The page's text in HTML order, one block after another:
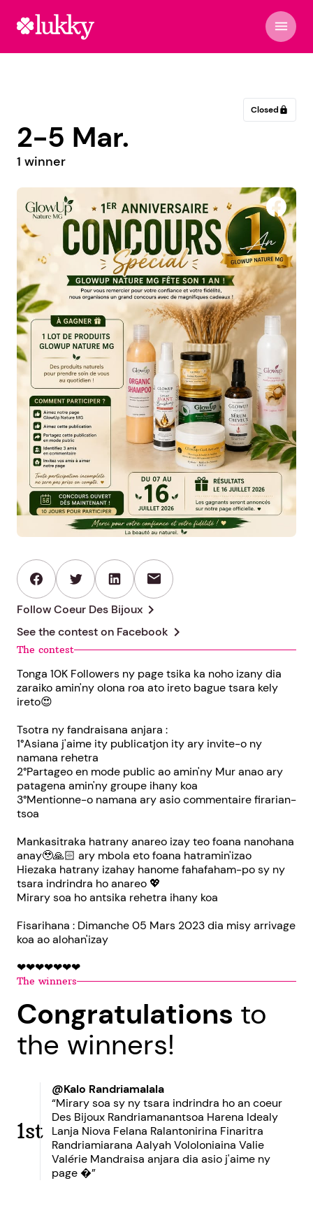
menu
Closed lock
2-5 Mar.
1 winner
Coeur Des Bijoux
mail
Follow Coeur Des Bijoux chevron_right
See the contest on Facebook chevron_right
The contest
Tonga 10K Followers ny page tsika ka noho izany dia
zaraiko amin'ny olona roa ato ireto bague tsara kely
ireto😍
Tsotra ny fandraisana anjara :
1°Asiana j'aime ity publicatjon ity ary invite-o ny
namana rehetra
2°Partageo en mode public ao amin'ny Mur anao ary
patagena amin'ny groupe ihany koa
3°Mentionne-o namana ary asio commentaire firarian-
tsoa
Mankasitraka hatrany anareo izay teo foana nanohana
anay🥹🙏🏻 ary mbola eto foana hatramin'izao
Hiezaka hatrany izahay hanome fahafaham-po sy ny
tsara indrindra ho anareo 💖
Mirary soa ho antsika rehetra ihany koa
Fisarihana : Dimanche 05 Mars 2023 dia misy arrivage
koa ao alohan'izay
❤❤❤❤❤❤❤
The winners
Congratulations to
the winners!
1st
@Kalo Randriamalala
“Mirary soa sy ny tsara indrindra ho an coeur
Des Bijoux Randriamanantsoa Harena Idealy
Lanja Niova Felana Ralantonirina Finaritra
Randriamiarana Aalyah Vololoniaina Valie
Valérie Mandraisa anjara dia asio j'aime ny
page �”